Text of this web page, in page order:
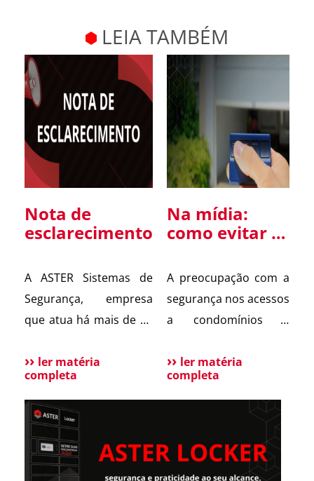
LEIA TAMBÉM
Nota de
esclarecimento
A ASTER Sistemas de
Segurança, empresa
que atua há mais de 20
segmentos de
Segurança Patrimonial,
Segurança Pessoal,
Portaria e Facilities, vem
a público esclarecer
que não possui
ler matéria
completa
Na mídia:
como evitar a
controle de
portão
A preocupação com a
segurança nos acessos
a condomínios e
debate após um caso
recente noticiado pelo
jornal O Globo,
envolvendo a possível
clonagem de controle
de portão eletrônico
ler matéria
completa